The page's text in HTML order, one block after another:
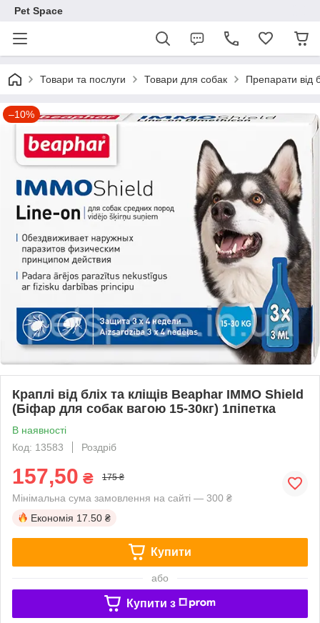
Pet Space
Товари та послуги Товари для собак Препарати від
–10%
Краплі від бліх та кліщів Beaphar IMMO Shield
(Біфар для собак вагою 15-30кг) 1піпетка
В наявності
Код: 13583
Роздріб
157,50 ₴ 175 ₴
Мінімальна сума замовлення на сайті — 300 ₴
Економія 17.50 ₴
Купити
або
Купити з